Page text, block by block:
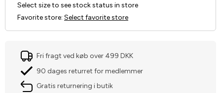
Select size to see stock status in store
Favorite store: Select favorite store
Fri fragt ved køb over 499 DKK
90 dages returret for medlemmer
Gratis returnering i butik